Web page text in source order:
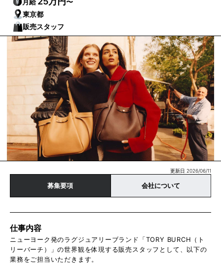
月給
〜
東京都
販売スタッフ
更新日 2026/06/11
募集要項 会社について
仕事内容
ニューヨーク発のラグジュアリーブランド「TORY BURCH（ト
リーバーチ）」の世界観を体現する販売スタッフとして、以下の
業務をご担当いただきます。